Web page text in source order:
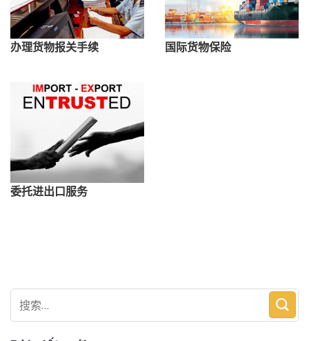
办理货物报关手续 国际货物保险
委托进出口服务